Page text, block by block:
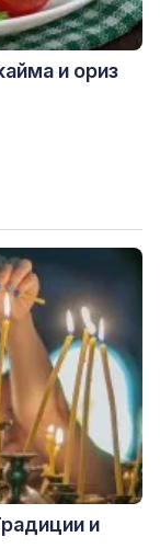
и ориз
и